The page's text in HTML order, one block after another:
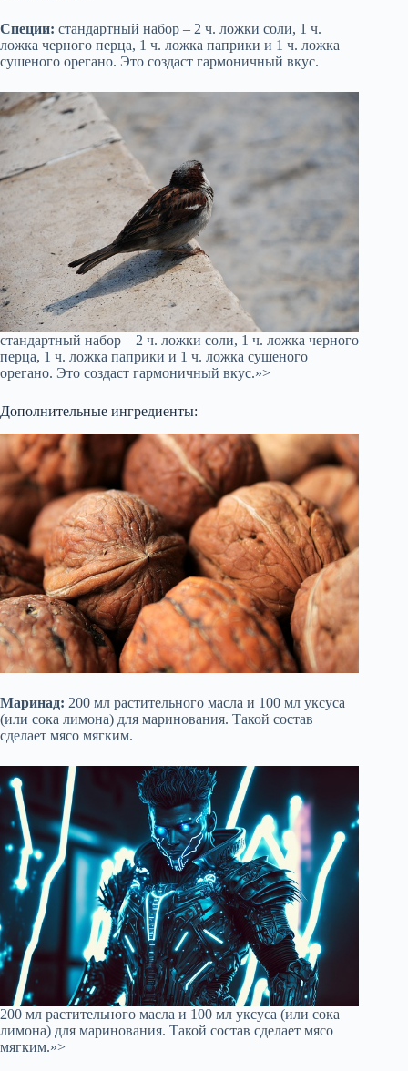
Специи: стандартный набор – 2 ч. ложки соли, 1 ч.
ложка черного перца, 1 ч. ложка паприки и 1 ч. ложка
сушеного орегано. Это создаст гармоничный вкус.
стандартный набор – 2 ч. ложки соли, 1 ч. ложка черного
перца, 1 ч. ложка паприки и 1 ч. ложка сушеного
орегано. Это создаст гармоничный вкус.»>
Дополнительные ингредиенты:
Маринад: 200 мл растительного масла и 100 мл уксуса
(или сока лимона) для маринования. Такой состав
сделает мясо мягким.
200 мл растительного масла и 100 мл уксуса (или сока
лимона) для маринования. Такой состав сделает мясо
мягким.»>